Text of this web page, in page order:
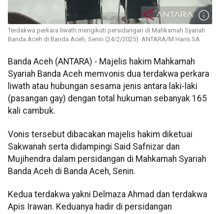
Terdakwa perkara liwath mengikuti persidangan di Mahkamah Syariah
Banda Aceh di Banda Aceh, Senin (24/2/2025). ANTARA/M Haris SA
Banda Aceh (ANTARA) - Majelis hakim Mahkamah
Syariah Banda Aceh memvonis dua terdakwa perkara
liwath atau hubungan sesama jenis antara laki-laki
(pasangan gay) dengan total hukuman sebanyak 165
kali cambuk.
Vonis tersebut dibacakan majelis hakim diketuai
Sakwanah serta didampingi Said Safnizar dan
Mujihendra dalam persidangan di Mahkamah Syariah
Banda Aceh di Banda Aceh, Senin.
Kedua terdakwa yakni Delmaza Ahmad dan terdakwa
Apis Irawan. Keduanya hadir di persidangan